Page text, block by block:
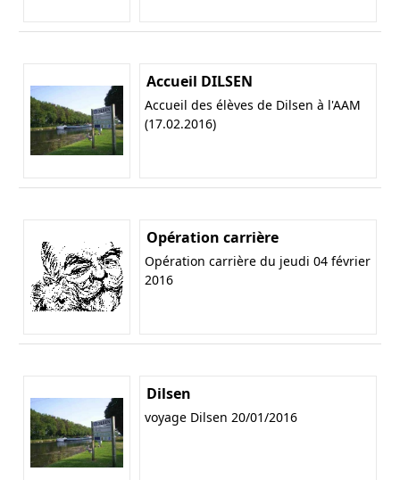
Accueil DILSEN
Accueil des élèves de Dilsen à l'AAM
(17.02.2016)
Opération carrière
Opération carrière du jeudi 04 février
2016
Dilsen
voyage Dilsen 20/01/2016